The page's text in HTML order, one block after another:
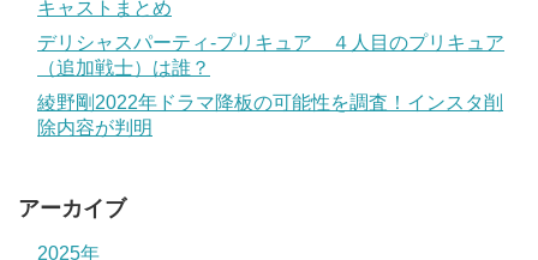
キャストまとめ
デリシャスパーティ-プリキュア ４人目のプリキュア
（追加戦士）は誰？
綾野剛2022年ドラマ降板の可能性を調査！インスタ削
除内容が判明
アーカイブ
2025年